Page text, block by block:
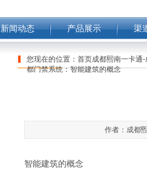
新闻动态 产品展示 渠
您现在的位置： 首页成都熙南一卡通
都门禁系统：智能建筑的概念
作者：成都
智能建筑的概念